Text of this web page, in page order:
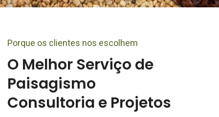
Porque os clientes nos escolhem
O Melhor Serviço de
Paisagismo
Consultoria e Projetos